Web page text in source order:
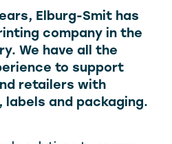
Elburg-Smit has
company in the
We have all the
to support
retailers with
and packaging.